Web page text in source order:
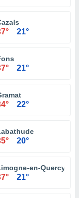
21°
21°
22°
20°
en-Quercy
21°